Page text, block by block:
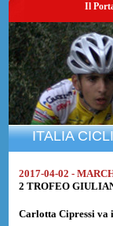
Il
ITALIA
2017-04-02 -
2 TROFEO
Carlotta Cipressi va